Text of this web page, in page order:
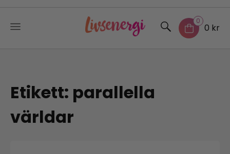
0
0 kr
Etikett: parallella
världar